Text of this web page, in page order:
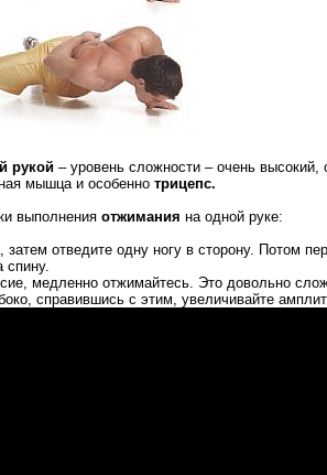
рукой – уровень сложности – очень
мышца и особенно трицепс.
выполнения отжимания на одной руке:
отведите одну ногу в сторону. Потом
спину.
медленно отжимайтесь. Это довольно
справившись с этим, увеличивайте